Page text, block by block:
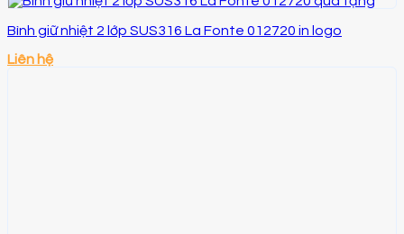
Bình giữ nhiệt 2 lớp SUS316 La Fonte 012720 in logo
Liên hệ